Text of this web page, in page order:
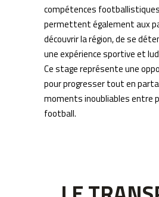
compétences
permettent également aux
découvrir la région, de se
une expérience sportive et
Ce stage représente une
pour progresser tout en
moments inoubliables entre
football.